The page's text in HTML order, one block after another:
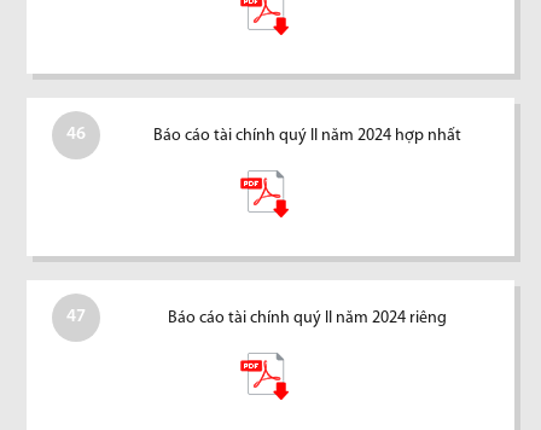
46 Báo cáo tài chính quý II năm 2024 hợp nhất
47 Báo cáo tài chính quý II năm 2024 riêng